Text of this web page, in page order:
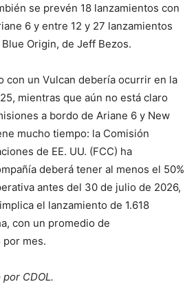
se prevén 18 lanzamientos con
6 y entre 12 y 27 lanzamientos
Origin, de Jeff Bezos.
con un Vulcan debería ocurrir en la
mientras que aún no está claro
a bordo de Ariane 6 y New
mucho tiempo: la Comisión
de EE. UU. (FCC) ha
deberá tener al menos el 50%
antes del 30 de julio de 2026,
el lanzamiento de 1.618
con un promedio de
por mes.
CDOL.